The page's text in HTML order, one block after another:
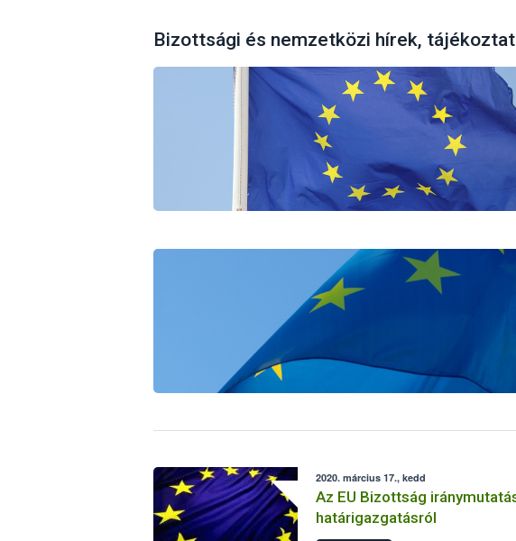
Bizottsági és nemzetközi hírek,
2020. március 17., kedd
Az EU Bizottság
határigazgatásról